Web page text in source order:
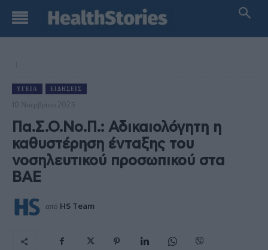
ΥΓΕΊΑ ΕΙΔΉΣΕΙΣ
10 Νοεμβρίου 2025
Πα.Σ.Ο.Νο.Π.: Αδικαιολόγητη η
καθυστέρηση ένταξης του
νοσηλευτικού προσωπικού στα
ΒΑΕ
από HS Team